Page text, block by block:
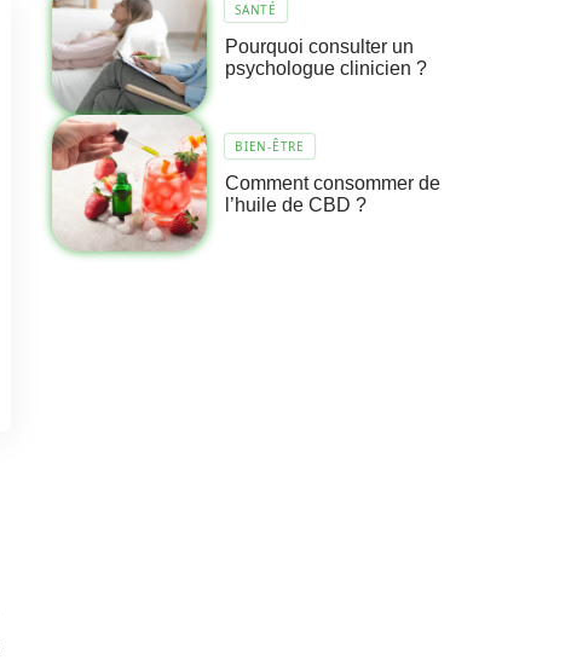
SANTÉ
Pourquoi consulter un
psychologue clinicien ?
BIEN-ÊTRE
Comment consommer de
l’huile de CBD ?